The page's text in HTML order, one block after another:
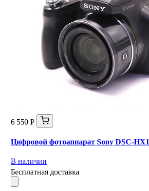
6 550 Р
Цифровой фотоаппарат Sony DSC-
В наличии
Бесплатная доставка